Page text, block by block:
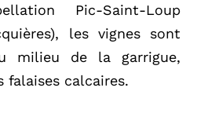
Pic-Saint-Loup
les vignes sont
milieu de la garrigue,
falaises calcaires.